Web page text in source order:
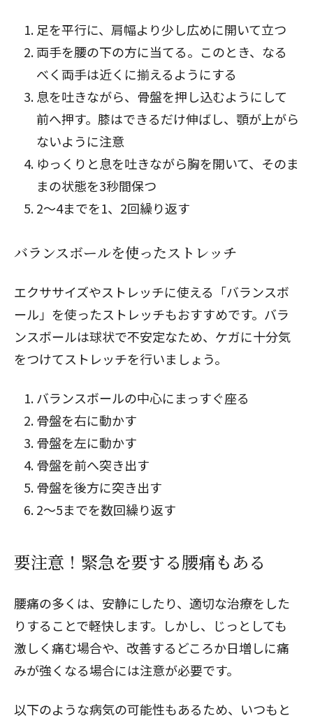
足を平行に、肩幅より少し広めに開いて立つ
両手を腰の下の方に当てる。このとき、なる
べく両手は近くに揃えるようにする
息を吐きながら、骨盤を押し込むようにして
前へ押す。膝はできるだけ伸ばし、顎が上がら
ないように注意
ゆっくりと息を吐きながら胸を開いて、そのま
まの状態を3秒間保つ
2〜4までを1、2回繰り返す
バランスボールを使ったストレッチ
エクササイズやストレッチに使える「バランスボ
ール」を使ったストレッチもおすすめです。バラ
ンスボールは球状で不安定なため、ケガに十分気
をつけてストレッチを行いましょう。
バランスボールの中心にまっすぐ座る
骨盤を右に動かす
骨盤を左に動かす
骨盤を前へ突き出す
骨盤を後方に突き出す
2〜5までを数回繰り返す
要注意！緊急を要する腰痛もある
腰痛の多くは、安静にしたり、適切な治療をした
りすることで軽快します。しかし、じっとしても
激しく痛む場合や、改善するどころか日増しに痛
みが強くなる場合には注意が必要です。
以下のような病気の可能性もあるため、いつもと